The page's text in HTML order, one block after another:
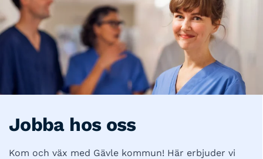
Jobba hos oss
Kom och väx med Gävle kommun! Här erbjuder vi